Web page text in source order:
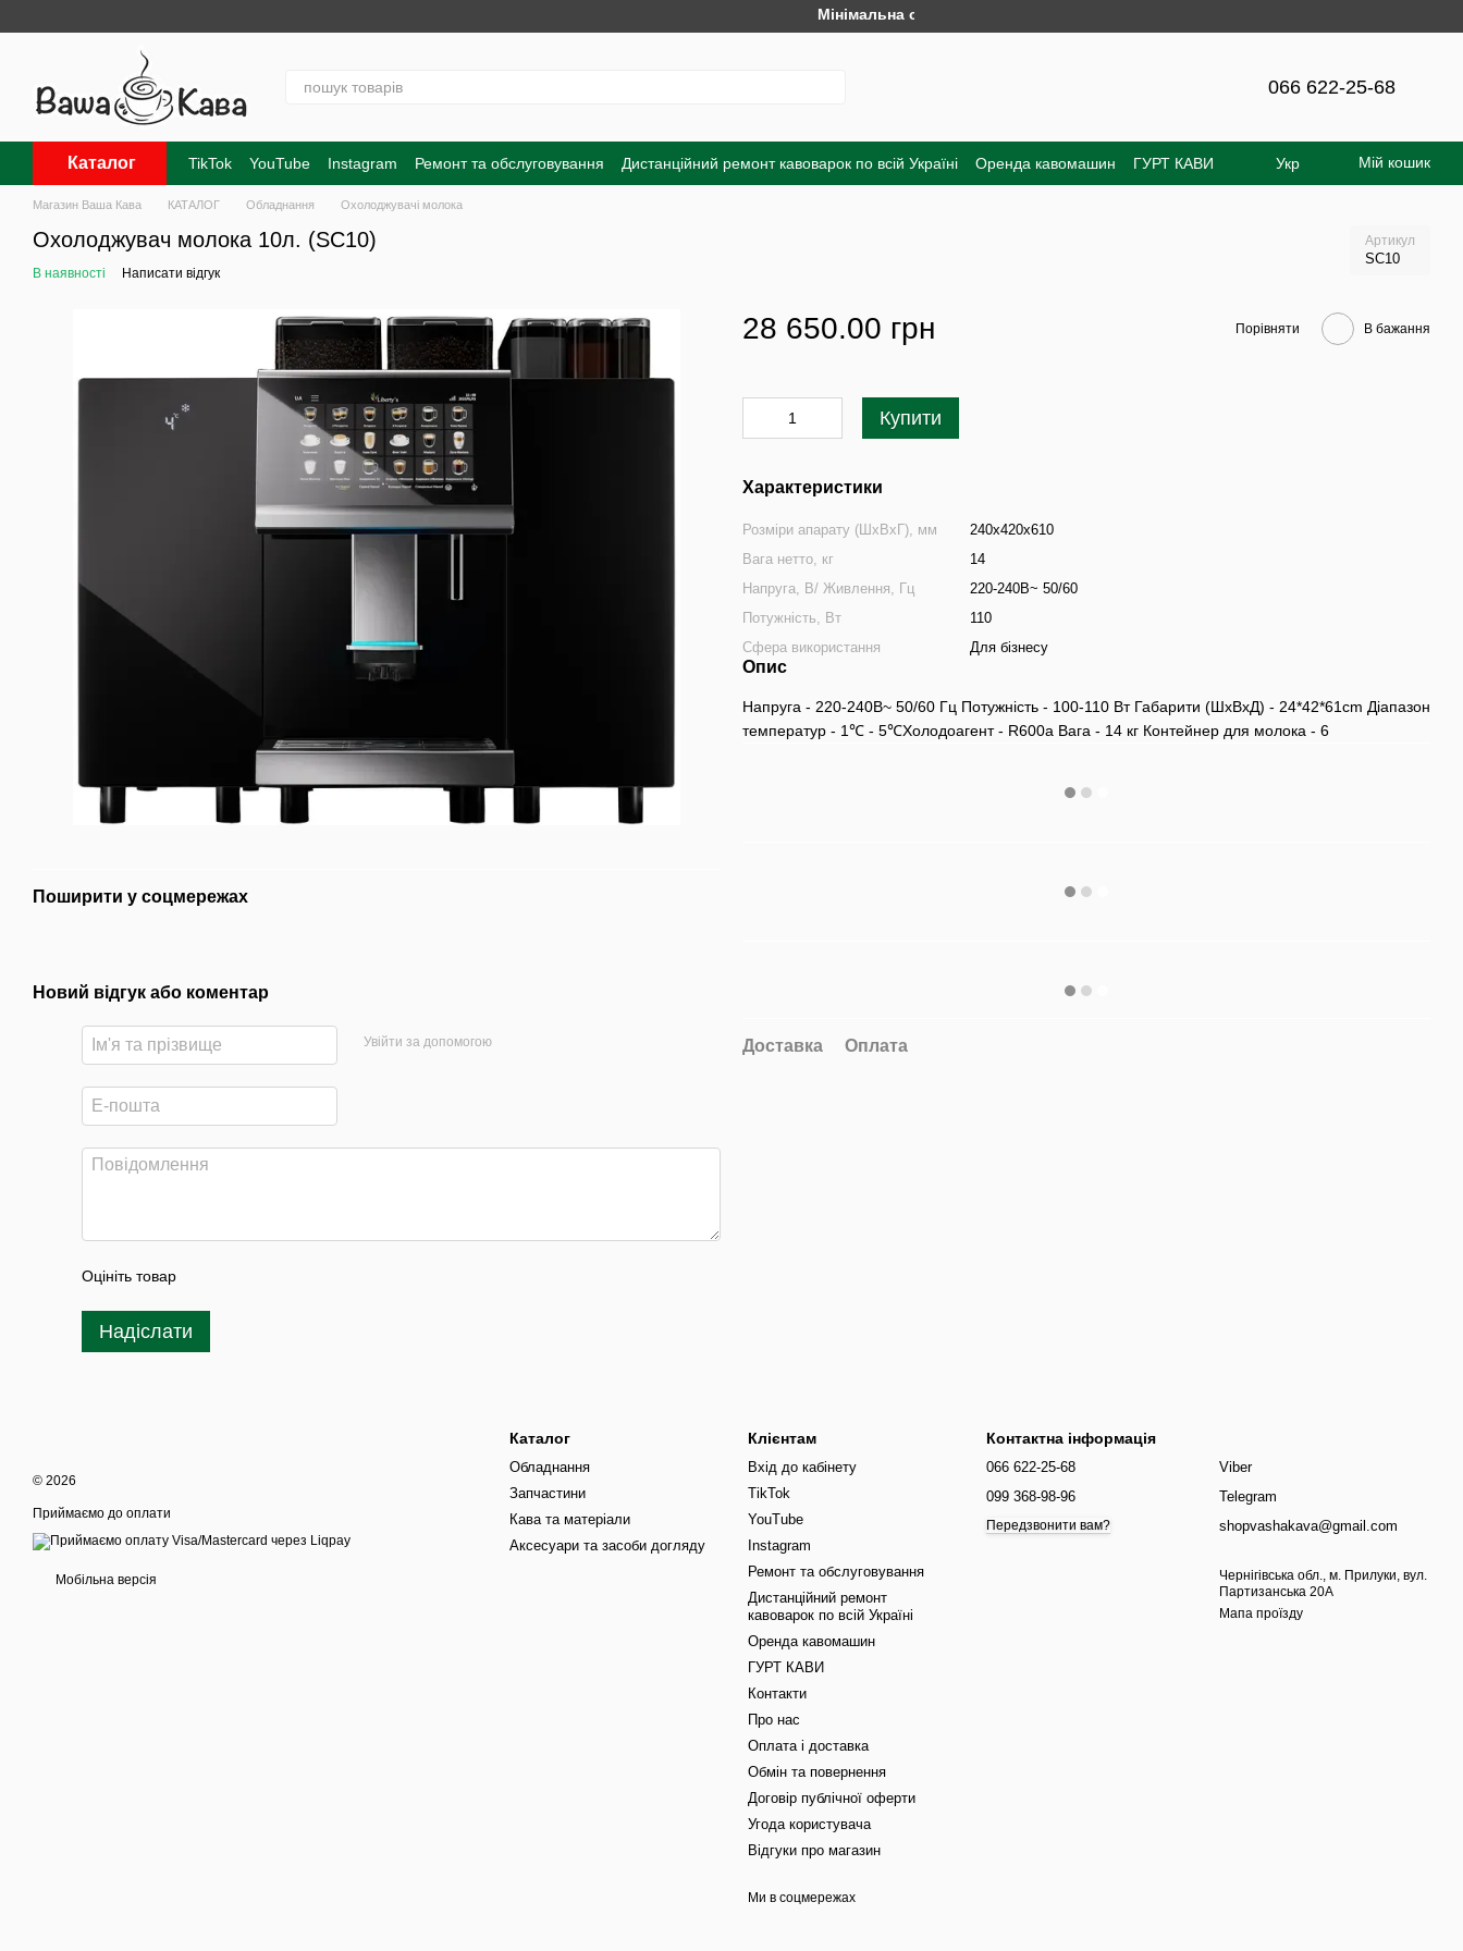
Мінімальна сума замовлення на сайті - 300 грн!
066 622-25-68
Каталог TikTok YouTube Instagram Ремонт та обслуговування Дистанційний ремонт кавоварок по всій Україні Оренда кавомашин
ГУРТ КАВИ
Контакти
Про нас Оплата і доставка Обмін та повернення Договір публічної оферти Угода користувача Відгуки про магазин
Укр Мій кошик
Магазин Ваша Кава КАТАЛОГ Обладнання Охолоджувачі молока
Охолоджувач молока 10л. (SC10) Артикул
SC10
В наявності Написати відгук
Поширити у соцмережах
Новий відгук або коментар
Увійти за допомогою
Оцініть товар
Надіслати
28 650.00 грн Порівняти В бажання
Купити
Характеристики
Розміри апарату (ШхВхГ), мм
240х420х610
Вага нетто, кг
14
Напруга, В/ Живлення, Гц
220‐240В~ 50/60
Потужність, Вт
110
Сфера використання
Для бізнесу
Опис
Напруга ‐ 220‐240В~ 50/60 Гц Потужність ‐ 100‐110 Вт Габарити (ШхВхД) ‐ 24*42*61cm Діапазон
температур ‐ 1℃ ‐ 5℃Холодоагент ‐ R600a Вага ‐ 14 кг Контейнер для молока ‐ 6
Доставка Оплата
© 2026
Приймаємо до оплати
Мобільна версія
Каталог
Обладнання
Запчастини
Кава та матеріали
Аксесуари та засоби догляду
Клієнтам
Вхід до кабінету
TikTok
YouTube
Instagram
Ремонт та обслуговування
Дистанційний ремонт
кавоварок по всій Україні
Оренда кавомашин
ГУРТ КАВИ
Контакти
Про нас
Оплата і доставка
Обмін та повернення
Договір публічної оферти
Угода користувача
Відгуки про магазин
Ми в соцмережах
Контактна інформація
066 622-25-68
099 368-98-96
Передзвонити вам?
Viber
Telegram
shopvashakava@gmail.com
Чернігівська обл., м. Прилуки, вул.
Партизанська 20А
Мапа проїзду